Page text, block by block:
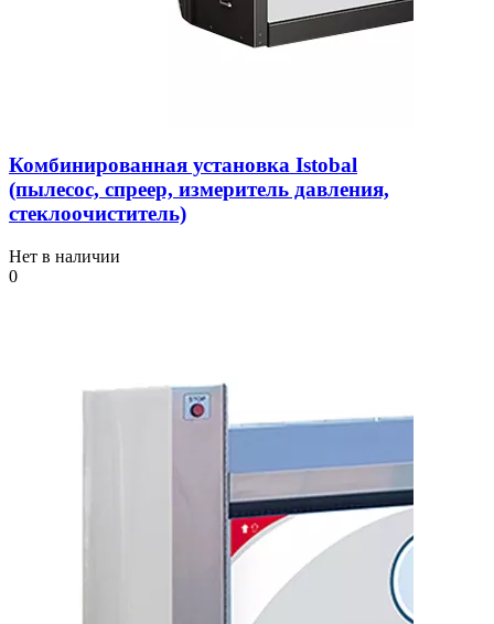
Комбинированная установка Istobal
(пылесос, спреер, измеритель давления,
стеклоочиститель)
Нет в наличии
0